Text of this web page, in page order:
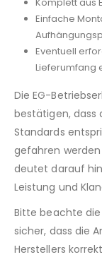
Einfache
Eventuell
Lieferumfang
Die EG-
bestätigen, dass
Standards
gefahren
deutet darauf
Leistung und
Bitte beachte
sicher, dass die
Herstellers